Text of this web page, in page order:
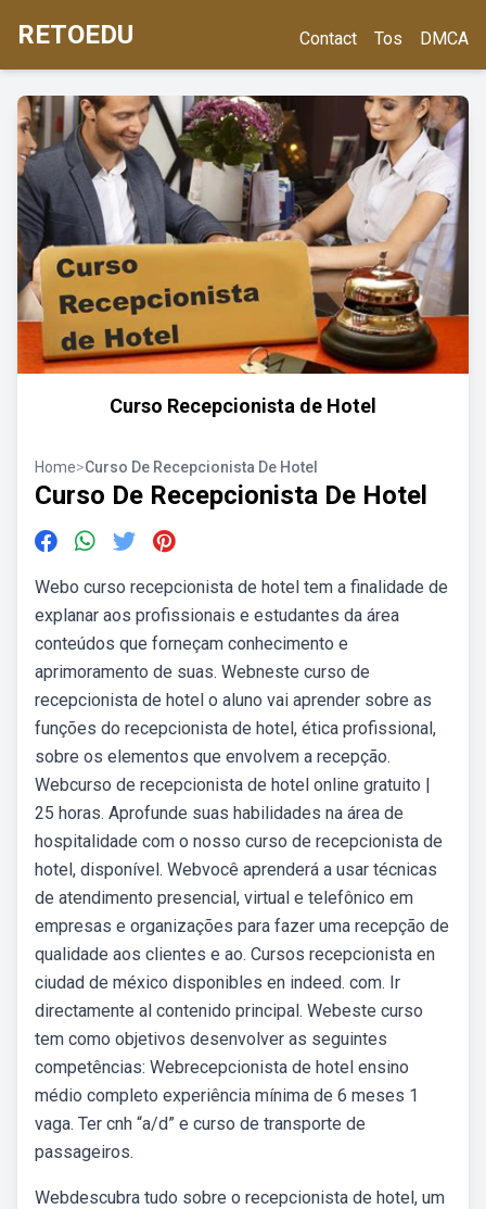
RETOEDU Contact Tos DMCA
Curso Recepcionista de Hotel
Home>Curso De Recepcionista De Hotel
Curso De Recepcionista De Hotel
Webo curso recepcionista de hotel tem a finalidade de
explanar aos profissionais e estudantes da área
conteúdos que forneçam conhecimento e
aprimoramento de suas. Webneste curso de
recepcionista de hotel o aluno vai aprender sobre as
funções do recepcionista de hotel, ética profissional,
sobre os elementos que envolvem a recepção.
Webcurso de recepcionista de hotel online gratuito |
25 horas. Aprofunde suas habilidades na área de
hospitalidade com o nosso curso de recepcionista de
hotel, disponível. Webvocê aprenderá a usar técnicas
de atendimento presencial, virtual e telefônico em
empresas e organizações para fazer uma recepção de
qualidade aos clientes e ao. Cursos recepcionista en
ciudad de méxico disponibles en indeed. com. Ir
directamente al contenido principal. Webeste curso
tem como objetivos desenvolver as seguintes
competências: Webrecepcionista de hotel ensino
médio completo experiência mínima de 6 meses 1
vaga. Ter cnh “a/d” e curso de transporte de
passageiros.
Webdescubra tudo sobre o recepcionista de hotel, um